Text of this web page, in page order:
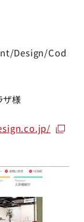
Design/Cod
ザ様